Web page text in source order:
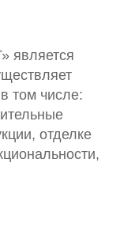
является
том числе:
отделке